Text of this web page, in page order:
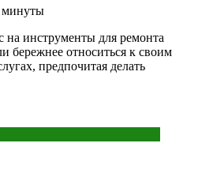
минуты
на инструменты для ремонта
бережнее относиться к своим
предпочитая делать